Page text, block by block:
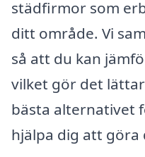
städfirmor som
ditt område. Vi
så att du kan
vilket gör det
bästa alternativet
hjälpa dig att